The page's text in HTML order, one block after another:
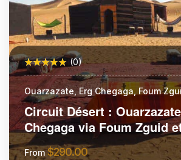
(0)
Ouarzazate, Erg Chegaga, Foum
Circuit Désert :
Chegaga via Foum Zguid
From $290.00